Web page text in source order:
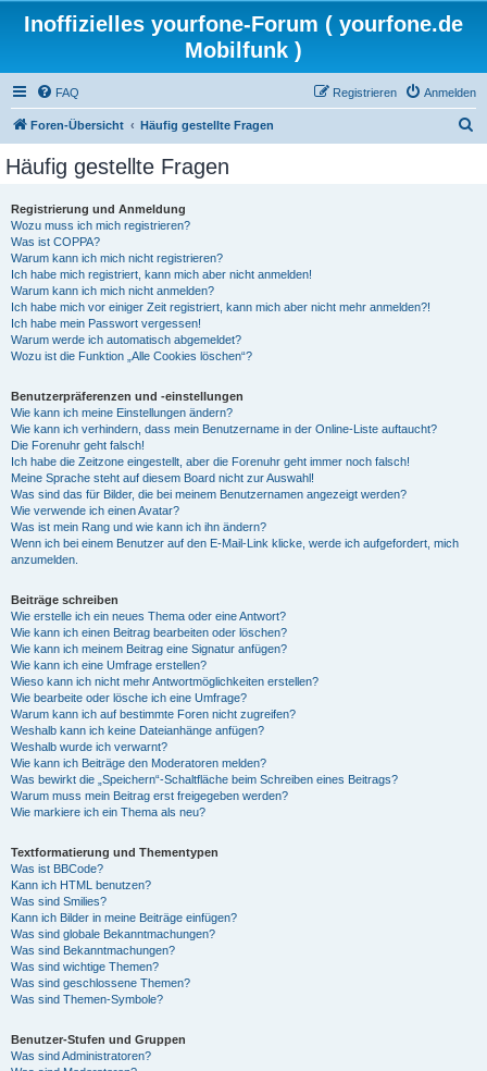
Inoffizielles yourfone-Forum ( yourfone.de
Mobilfunk )
FAQ Anmelden
Registrieren
Foren-Übersicht Häufig gestellte Fragen
Häufig gestellte Fragen
Registrierung und Anmeldung
Wozu muss ich mich registrieren?
Was ist COPPA?
Warum kann ich mich nicht registrieren?
Ich habe mich registriert, kann mich aber nicht anmelden!
Warum kann ich mich nicht anmelden?
Ich habe mich vor einiger Zeit registriert, kann mich aber nicht mehr anmelden?!
Ich habe mein Passwort vergessen!
Warum werde ich automatisch abgemeldet?
Wozu ist die Funktion „Alle Cookies löschen“?
Benutzerpräferenzen und -einstellungen
Wie kann ich meine Einstellungen ändern?
Wie kann ich verhindern, dass mein Benutzername in der Online-Liste auftaucht?
Die Forenuhr geht falsch!
Ich habe die Zeitzone eingestellt, aber die Forenuhr geht immer noch falsch!
Meine Sprache steht auf diesem Board nicht zur Auswahl!
Was sind das für Bilder, die bei meinem Benutzernamen angezeigt werden?
Wie verwende ich einen Avatar?
Was ist mein Rang und wie kann ich ihn ändern?
Wenn ich bei einem Benutzer auf den E-Mail-Link klicke, werde ich aufgefordert, mich
anzumelden.
Beiträge schreiben
Wie erstelle ich ein neues Thema oder eine Antwort?
Wie kann ich einen Beitrag bearbeiten oder löschen?
Wie kann ich meinem Beitrag eine Signatur anfügen?
Wie kann ich eine Umfrage erstellen?
Wieso kann ich nicht mehr Antwortmöglichkeiten erstellen?
Wie bearbeite oder lösche ich eine Umfrage?
Warum kann ich auf bestimmte Foren nicht zugreifen?
Weshalb kann ich keine Dateianhänge anfügen?
Weshalb wurde ich verwarnt?
Wie kann ich Beiträge den Moderatoren melden?
Was bewirkt die „Speichern“-Schaltfläche beim Schreiben eines Beitrags?
Warum muss mein Beitrag erst freigegeben werden?
Wie markiere ich ein Thema als neu?
Textformatierung und Thementypen
Was ist BBCode?
Kann ich HTML benutzen?
Was sind Smilies?
Kann ich Bilder in meine Beiträge einfügen?
Was sind globale Bekanntmachungen?
Was sind Bekanntmachungen?
Was sind wichtige Themen?
Was sind geschlossene Themen?
Was sind Themen-Symbole?
Benutzer-Stufen und Gruppen
Was sind Administratoren?